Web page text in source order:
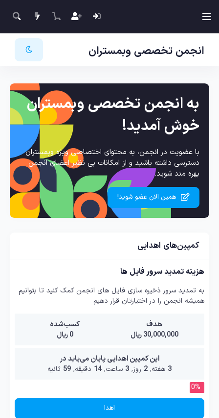
انجمن تخصصی وبمستران
به انجمن تخصصی وبمستران
خوش آمدید!
با عضویت در انجمن، به محتوای اختصاصی ویژه وبمستران
دسترسی داشته باشید و از امکانات بی نظیر اعضای انجمن
بهره مند شوید.
همین الان عضو شوید!
کمپین‌های اهدایی
هزینه تمدید سرور فایل ها
به تمدید سرور ذخیره سازی فایل های انجمن کمک کنید تا بتوانیم
همیشه انجمن را در اختیارتان قرار دهیم
هدف
30,000,000 ریال
کسب‌شده
0 ریال
این کمپین اهدایی پایان می‌یابد در
3 هفته, 2 روز, 3 ساعت, 14 دقیقه, 58 ثانیه
0%
اهدا